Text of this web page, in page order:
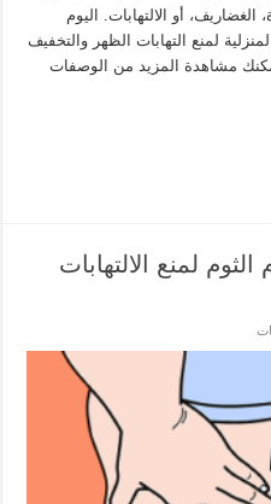
أو الالتهابات. اليوم
لمنع التهابات الظهر والتخفيف
مشاهدة المزيد من الوصفات
لمنع الالتهابات